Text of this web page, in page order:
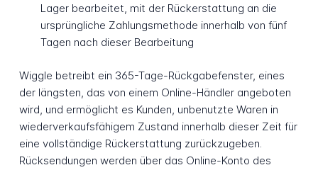
Lager bearbeitet, mit der Rückerstattung an die
ursprüngliche Zahlungsmethode innerhalb von fünf
Tagen nach dieser Bearbeitung
Wiggle betreibt ein 365-Tage-Rückgabefenster, eines
der längsten, das von einem Online-Händler angeboten
wird, und ermöglicht es Kunden, unbenutzte Waren in
wiederverkaufsfähigem Zustand innerhalb dieser Zeit für
eine vollständige Rückerstattung zurückzugeben.
Rücksendungen werden über das Online-Konto des